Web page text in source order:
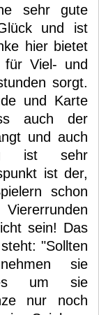
sehr gute
und ist
hier bietet
Viel- und
sorgt.
und Karte
auch der
und auch
ist sehr
ist der,
schon
sein! Das
"Sollten
sie
um sie
nur noch